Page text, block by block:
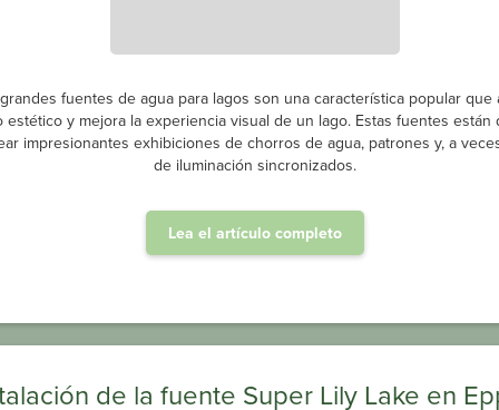
fuentes de agua para lagos son una característica popular que
estético y mejora la experiencia visual de un lago. Estas fuentes están
impresionantes exhibiciones de chorros de agua, patrones y, a
de iluminación sincronizados.
Lea el artículo completo
de la fuente Super Lily Lake en